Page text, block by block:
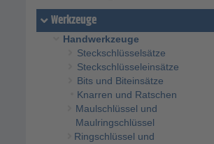
Werkzeuge
Handwerkzeuge
Steckschlüsselsätze
Steckschlüsseleinsätze
Bits und Biteinsätze
Knarren und Ratschen
Maulschlüssel und
Maulringschlüssel
Ringschlüssel und